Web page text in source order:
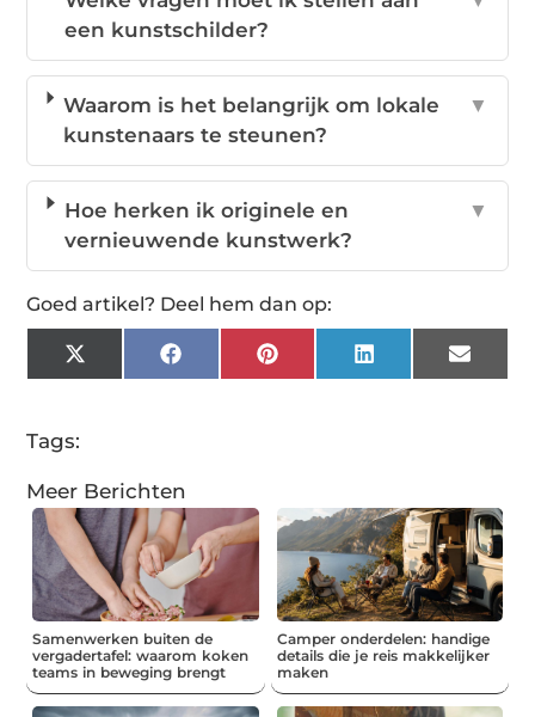
een kunstschilder?
Waarom is het belangrijk om lokale
kunstenaars te steunen?
▼
Hoe herken ik originele en
vernieuwende kunstwerk?
▼
Goed artikel? Deel hem dan op:
X
(Twitter)
FacebookPinterestLinkedInEmail
Tags:
Meer Berichten
Samenwerken buiten de
vergadertafel: waarom koken
teams in beweging brengt
Camper onderdelen: handige
details die je reis makkelijker
maken